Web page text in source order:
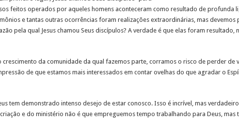
feitos operados por aqueles homens aconteceram como resultado de profunda
e tantas outras ocorrências foram realizações extraordinárias, mas devemos
pela qual Jesus chamou Seus discípulos? A verdade é que elas foram resultado,
crescimento da comunidade da qual fazemos parte, corramos o risco de perder de
de que estamos mais interessados em contar ovelhas do que agradar o
tem demonstrado intenso desejo de estar conosco. Isso é incrível, mas
e do ministério não é que empreguemos tempo trabalhando para Deus, mas